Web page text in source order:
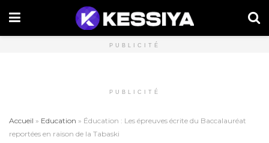
PUBLICITÉ
PUBLICITÉ
Accueil » Education » Éducation : Les épreuves écrite du Baccalauréat
reportées en raison de la Tabaski